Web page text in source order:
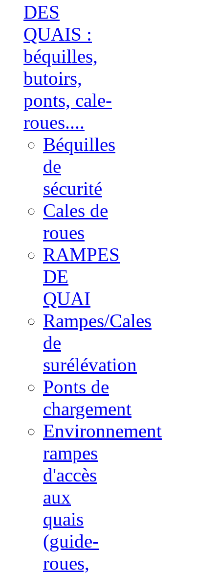
DES
QUAIS :
béquilles,
butoirs,
ponts, cale-
roues....
Béquilles
de
sécurité
Cales de
roues
RAMPES
DE
QUAI
Rampes/Cales
de
surélévation
Ponts de
chargement
Environnement
rampes
d'accès
aux
quais
(guide-
roues,